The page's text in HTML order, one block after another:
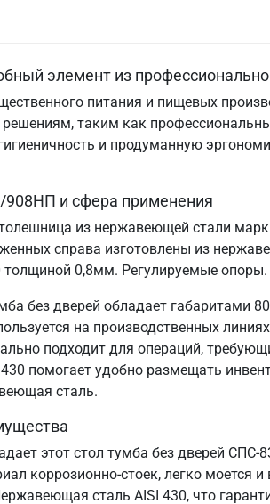
элемент из
питания и пищевых
таким как
и продуманную
и сфера применения
из нержавеющей стали
справа изготовлены из
0,8мм. Регулируемые опоры.
без дверей обладает габаритами
на производственных
подходит для операций,
помогает удобно размещать
сталь.
этот стол тумба без дверей
коррозионно-стоек, легко моется
сталь AISI 430, что